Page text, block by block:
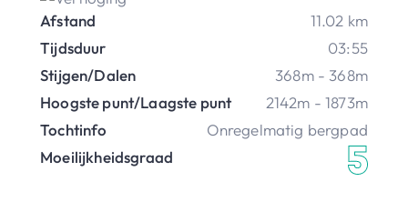
Afstand
11.02 km
Tijdsduur
03:55
Stijgen/Dalen
368m - 368m
Hoogste punt/Laagste punt
2142m - 1873m
Tochtinfo
Onregelmatig bergpad
Moeilijkheidsgraad